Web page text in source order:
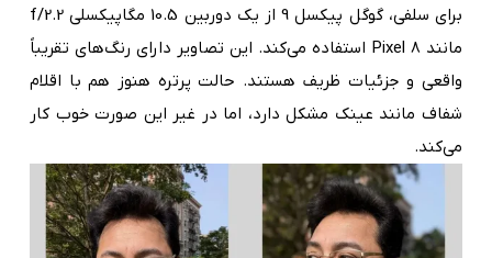
برای سلفی، گوگل پیکسل 9 از یک دوربین 10.5 مگاپیکسلی f/2.2
مانند Pixel 8 استفاده می‌کند. این تصاویر دارای رنگ‌های تقریباً
واقعی و جزئیات ظریف هستند. حالت پرتره هنوز هم با اقلام
شفاف مانند عینک مشکل دارد، اما در غیر این صورت خوب کار
می‌کند.